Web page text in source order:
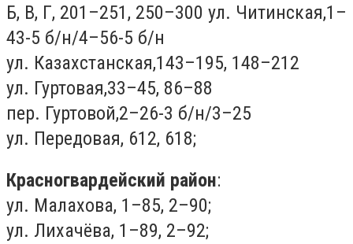
Б, В, Г, 201–251, 250–300 ул. Читинская,1–
43-5 б/н/4–56-5 б/н
ул. Казахстанская,143–195, 148–212
ул. Гуртовая,33–45, 86–88
пер. Гуртовой,2–26-3 б/н/3–25
ул. Передовая, 612, 618;
Красногвардейский район:
ул. Малахова, 1–85, 2–90;
ул. Лихачёва, 1–89, 2–92;